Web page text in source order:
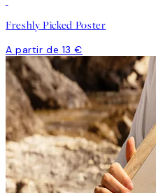
Freshly Picked Poster
A partir de 13 €